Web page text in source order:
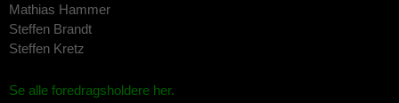
Mathias Hammer
Steffen Brandt
Steffen Kretz
Se alle foredragsholdere her.